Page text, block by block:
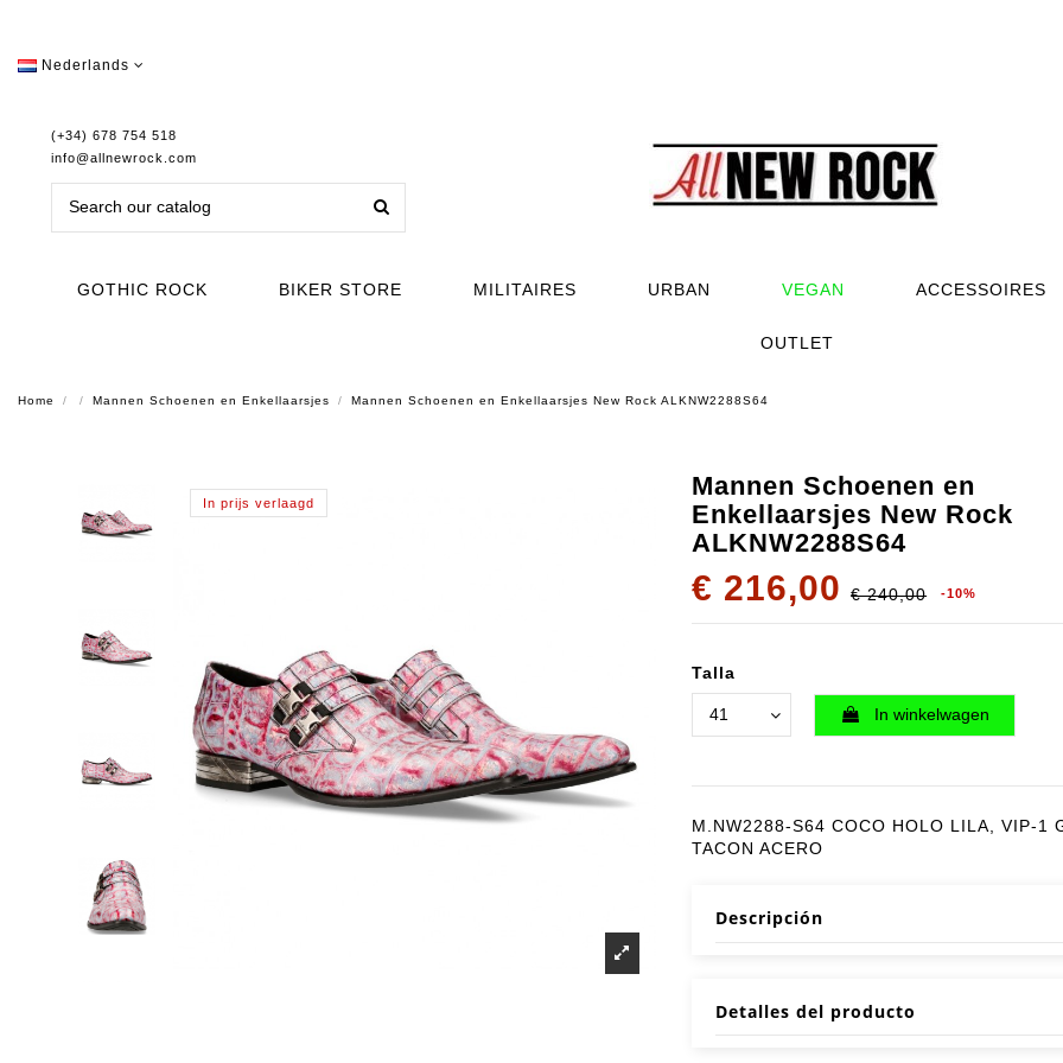
Nederlands
(+34) 678 754 518
info@allnewrock.com
GOTHIC ROCK BIKER STORE MILITAIRES URBAN VEGAN ACCESSOIRES
OUTLET
Home Mannen Schoenen en Enkellaarsjes Mannen Schoenen en Enkellaarsjes New Rock ALKNW2288S64
In prijs verlaagd
Mannen Schoenen en
Enkellaarsjes New Rock
ALKNW2288S64
€ 216,00 € 240,00 -10%
Talla
In winkelwagen
M.NW2288-S64 COCO HOLO LILA, VIP-1
TACON ACERO
Descripción
Detalles del producto